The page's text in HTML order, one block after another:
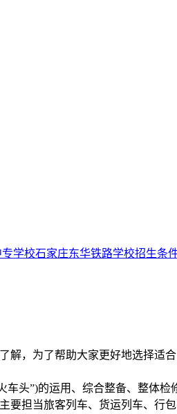
学校石家庄东华铁路学校招生条
解，为了帮助大家更好地选择适
头”)的运用、综合整备、整体
担当旅客列车、货运列车、行